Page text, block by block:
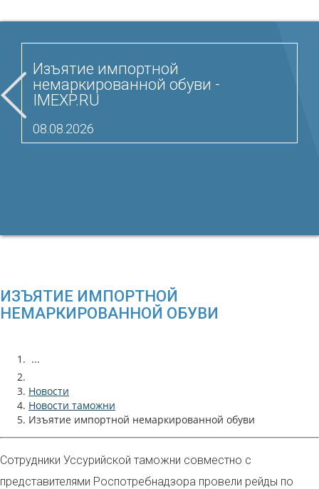
Изъятие импортной
немаркированной обуви -
IMEXP.RU
08.08.2026
ИЗЪЯТИЕ ИМПОРТНОЙ
НЕМАРКИРОВАННОЙ ОБУВИ
...
Новости
Новости таможни
Изъятие импортной немаркированной обуви
Сотрудники Уссурийской таможни совместно с
представителями Роспотребнадзора провели рейды по